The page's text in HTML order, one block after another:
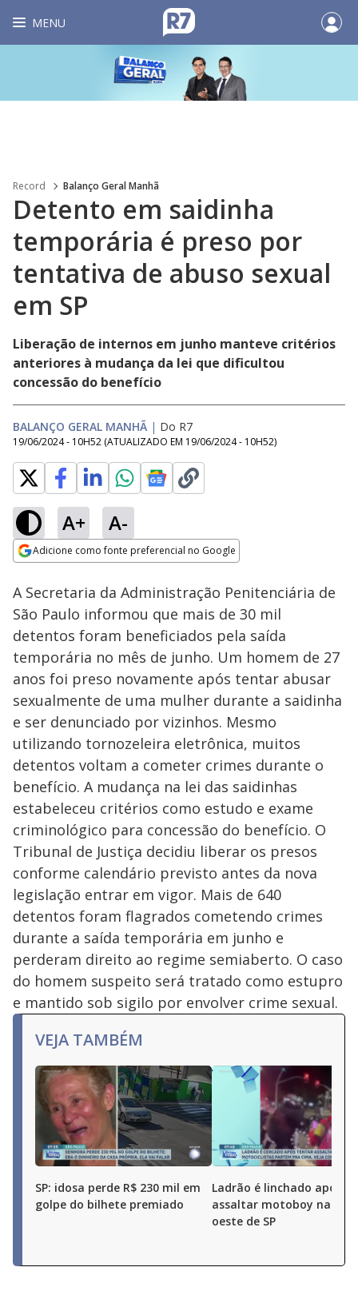
MENU
Record Balanço Geral Manhã
Detento em saidinha
temporária é preso por
tentativa de abuso sexual
em SP
Liberação de internos em junho manteve critérios
anteriores à mudança da lei que dificultou
concessão do benefício
BALANÇO GERAL MANHÃ | Do R7
19/06/2024 - 10H52 (ATUALIZADO EM 19/06/2024 - 10H52)
A+ A-
Adicione como fonte preferencial no Google
Ativar
Loaded
19.50%
A Secretaria da Administração Penitenciária de
São Paulo informou que mais de 30 mil
detentos foram beneficiados pela saída
temporária no mês de junho. Um homem de 27
anos foi preso novamente após tentar abusar
sexualmente de uma mulher durante a saidinha
e ser denunciado por vizinhos. Mesmo
utilizando tornozeleira eletrônica, muitos
detentos voltam a cometer crimes durante o
benefício. A mudança na lei das saidinhas
estabeleceu critérios como estudo e exame
criminológico para concessão do benefício. O
Tribunal de Justiça decidiu liberar os presos
conforme calendário previsto antes da nova
legislação entrar em vigor. Mais de 640
detentos foram flagrados cometendo crimes
durante a saída temporária em junho e
perderam direito ao regime semiaberto. O caso
do homem suspeito será tratado como estupro
e mantido sob sigilo por envolver crime sexual.
VEJA TAMBÉM
SP: idosa perde R$ 230 mil em
golpe do bilhete premiado
Ladrão é linchado após
assaltar motoboy na
oeste de SP